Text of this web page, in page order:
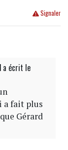
Signaler
a écrit le
a fait plus
Gérard